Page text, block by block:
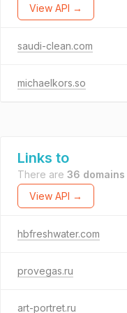
View API →
saudi-clean.com
michaelkors.so
Links to
There are 36 domains
View API →
hbfreshwater.com
provegas.ru
art-portret.ru